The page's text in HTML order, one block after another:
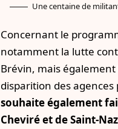
Une centaine de
Concernant le
notamment la lutte
Brévin, mais également
disparition des
souhaite également
Cheviré et de Saint-